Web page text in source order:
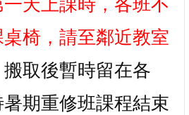
一天上課時，各班不
桌椅，請至鄰近教室
搬取後暫時留在各
期重修班課程結束